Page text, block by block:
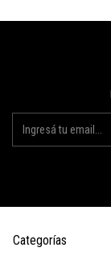
Categorías